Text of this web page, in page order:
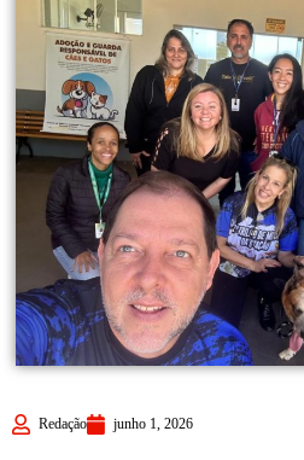
Redação junho 1, 2026